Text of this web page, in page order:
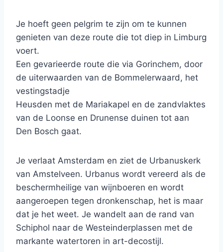
Je hoeft geen pelgrim te zijn om te kunnen
genieten van deze route die tot diep in Limburg
voert.
Een gevarieerde route die via Gorinchem, door
de uiterwaarden van de Bommelerwaard, het
vestingstadje
Heusden met de Mariakapel en de zandvlaktes
van de Loonse en Drunense duinen tot aan
Den Bosch gaat.
Je verlaat Amsterdam en ziet de Urbanuskerk
van Amstelveen. Urbanus wordt vereerd als de
beschermheilige van wijnboeren en wordt
aangeroepen tegen dronkenschap, het is maar
dat je het weet. Je wandelt aan de rand van
Schiphol naar de Westeinderplassen met de
markante watertoren in art-decostijl.